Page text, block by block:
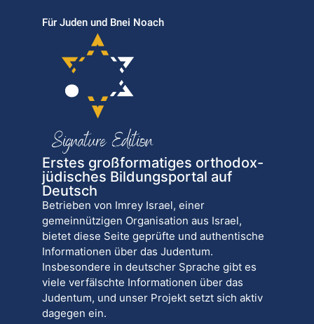
Für Juden und Bnei Noach
Erstes großformatiges orthodox-
jüdisches Bildungsportal auf
Deutsch
Betrieben von Imrey Israel, einer
gemeinnützigen Organisation aus Israel,
bietet diese Seite geprüfte und authentische
Informationen über das Judentum.
Insbesondere in deutscher Sprache gibt es
viele verfälschte Informationen über das
Judentum, und unser Projekt setzt sich aktiv
dagegen ein.